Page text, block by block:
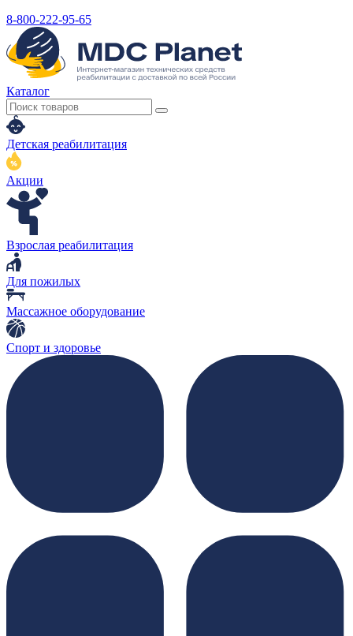
8-800-222-95-65
Каталог
Детская реабилитация
Акции
Взрослая реабилитация
Для пожилых
Массажное оборудование
Спорт и здоровье